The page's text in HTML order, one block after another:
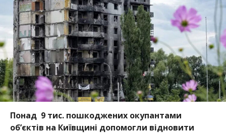
Понад 9 тис. пошкоджених окупантами
обʼєктів на Київщині допомогли відновити